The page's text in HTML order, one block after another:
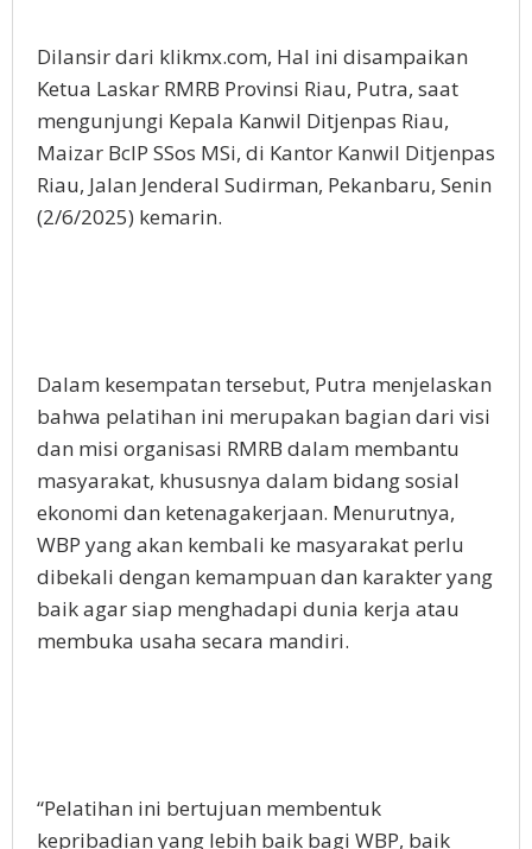
Dilansir dari klikmx.com, Hal ini disampaikan
Ketua Laskar RMRB Provinsi Riau, Putra, saat
mengunjungi Kepala Kanwil Ditjenpas Riau,
Maizar BcIP SSos MSi, di Kantor Kanwil Ditjenpas
Riau, Jalan Jenderal Sudirman, Pekanbaru, Senin
(2/6/2025) kemarin.
Dalam kesempatan tersebut, Putra menjelaskan
bahwa pelatihan ini merupakan bagian dari visi
dan misi organisasi RMRB dalam membantu
masyarakat, khususnya dalam bidang sosial
ekonomi dan ketenagakerjaan. Menurutnya,
WBP yang akan kembali ke masyarakat perlu
dibekali dengan kemampuan dan karakter yang
baik agar siap menghadapi dunia kerja atau
membuka usaha secara mandiri.
“Pelatihan ini bertujuan membentuk
kepribadian yang lebih baik bagi WBP, baik